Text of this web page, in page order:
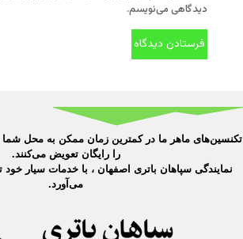
دیدگاهی می‌نویسم.
تکنسین‌های ماهر ما در کمترین زمان ممکن به محل شما
را رایگان تعویض می‌کنند.
نمایندگی سپاهان باتری اصفهان ، با خدمات سیار خود
می‌آورد.